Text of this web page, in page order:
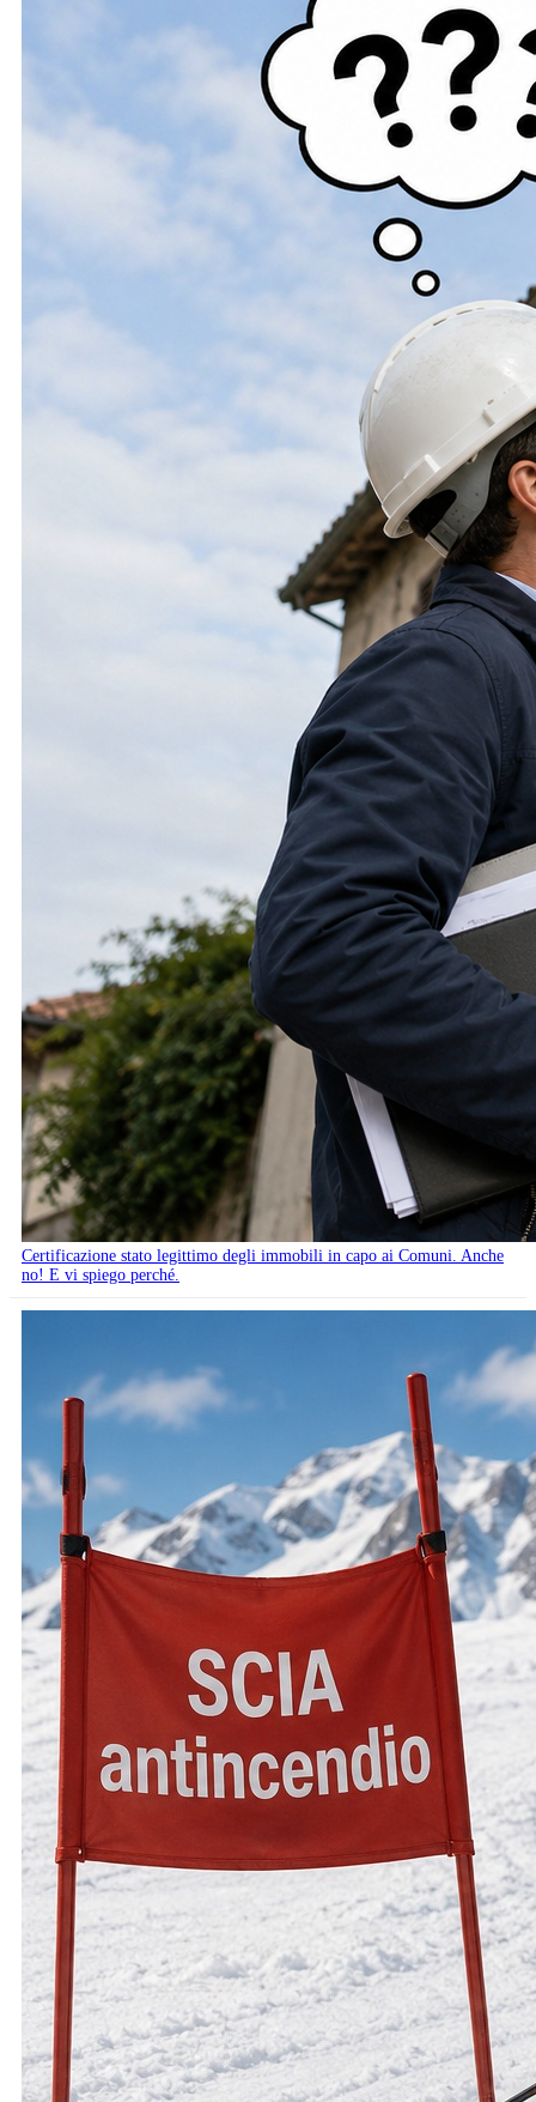
Certificazione stato legittimo degli immobili in capo ai Comuni. Anche
no! E vi spiego perché.